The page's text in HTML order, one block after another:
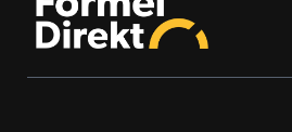
Länkar
Annonsera hos oss